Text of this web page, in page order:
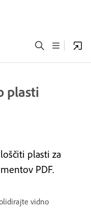
plasti
plasti za
PDF.
vidno